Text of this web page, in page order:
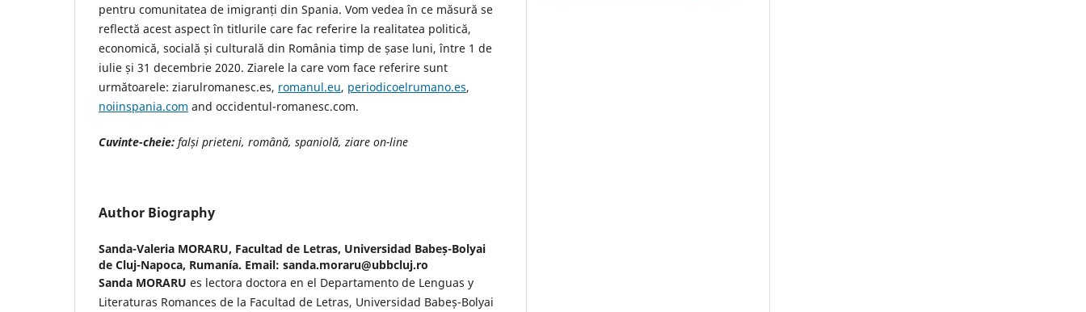
pentru comunitatea de imigranți din Spania. Vom vedea în ce măsură se
reflectă acest aspect în titlurile care fac referire la realitatea politică,
economică, socială și culturală din România timp de șase luni, între 1 de
iulie și 31 decembrie 2020. Ziarele la care vom face referire sunt
următoarele: ziarulromanesc.es, romanul.eu, periodicoelrumano.es,
noiinspania.com and occidentul-romanesc.com.
Cuvinte-cheie: falși prieteni, română, spaniolă, ziare on-line
Author Biography
Sanda-Valeria MORARU, Facultad de Letras, Universidad Babeș-Bolyai
de Cluj-Napoca, Rumanía. Email: sanda.moraru@ubbcluj.ro
Sanda MORARU es lectora doctora en el Departamento de Lenguas y
Literaturas Romances de la Facultad de Letras, Universidad Babeș-Bolyai